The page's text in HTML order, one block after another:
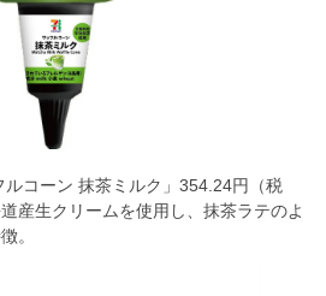
ルコーン 抹茶ミルク」354.24円（税
産生クリームを使用し、抹茶ラテのよ
。